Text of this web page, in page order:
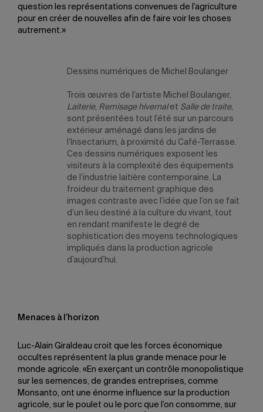
question les représentations convenues de l’agriculture
pour en créer de nouvelles afin de faire voir les choses
autrement.»
Dessins numériques de Michel Boulanger
Trois œuvres de l’artiste Michel Boulanger,
Laiterie, Remisage hivernalet Salle de traite,
sont présentées tout l’été sur un parcours
extérieur aménagé dans les jardins de
l’Insectarium, à proximité du Café-Terrasse.
Ces dessins numériques exposent les
visiteurs à la complexité des équipements
de l’industrie laitière contemporaine. La
froideur du traitement graphique des
images contraste avec l’idée que l’on se fait
d’un lieu destiné à la culture du vivant, tout
en rendant manifeste le degré de
sophistication des moyens technologiques
impliqués dans la production agricole
d’aujourd’hui.
Menaces à l’horizon
Luc-Alain Giraldeau croit que les forces économique
occultes représentent la plus grande menace pour le
monde agricole. «En exerçant un contrôle monopolistique
sur les semences, de grandes entreprises, comme
Monsanto, ont une énorme influence sur la production
agricole, sur le poulet ou le porc que l’on consomme, sur